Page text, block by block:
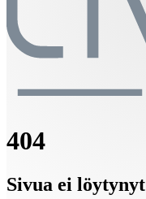
404
Sivua ei löytynyt